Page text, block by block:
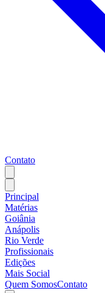
Contato
Principal
Matérias
Goiânia
Anápolis
Rio Verde
Profissionais
Edições
Mais Social
Quem SomosContato